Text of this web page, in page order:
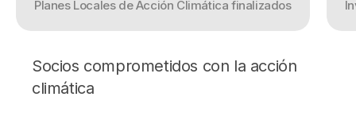
Campañas
Residuos
Proyectos
Planes Locales de Acción Climática finalizados
Socios comprometidos con la acción
climática